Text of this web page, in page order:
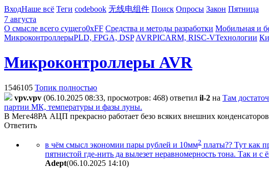
ВходНаше всё Теги codebook 无线电组件 Поиск Опросы Закон Пятница
7 августа
О смысле всего сущего0xFF Средства и методы разработки Мобильная и
МикроконтроллерыPLD, FPGA, DSP AVRPICARM, RISC-VТехнологии
Микроконтроллеры AVR
1546105 Топик полностью
vpv.vpv (06.10.2025 08:33, просмотров: 468) ответил il-2 на Там
партии МК, температуры и фазы луны.
В Меге48РА АЦП прекрасно работает безо всяких внешних
Ответить
в чём смысл экономии пары рублей и 10мм2 платы?? Тут как
пятнистой где-нить да вылезет неравномерность тона. Так и
Adept(06.10.2025 14:10)